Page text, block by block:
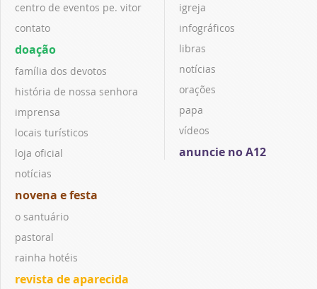
centro de eventos pe. vitor
contato
doação
família dos devotos
história de nossa senhora
imprensa
locais turísticos
loja oficial
notícias
novena e festa
o santuário
pastoral
rainha hotéis
revista de aparecida
igreja
infográficos
libras
notícias
orações
papa
vídeos
anuncie no A12